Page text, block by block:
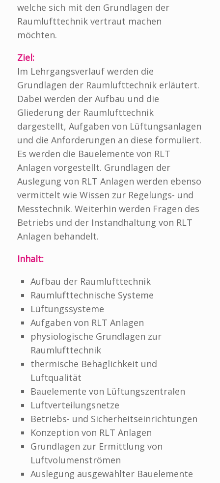
welche sich mit den Grundlagen der
Raumlufttechnik vertraut machen
möchten.
Ziel:
Im Lehrgangsverlauf werden die
Grundlagen der Raumlufttechnik erläutert.
Dabei werden der Aufbau und die
Gliederung der Raumlufttechnik
dargestellt, Aufgaben von Lüftungsanlagen
und die Anforderungen an diese formuliert.
Es werden die Bauelemente von RLT
Anlagen vorgestellt. Grundlagen der
Auslegung von RLT Anlagen werden ebenso
vermittelt wie Wissen zur Regelungs- und
Messtechnik. Weiterhin werden Fragen des
Betriebs und der Instandhaltung von RLT
Anlagen behandelt.
Inhalt:
Aufbau der Raumlufttechnik
Raumlufttechnische Systeme
Lüftungssysteme
Aufgaben von RLT Anlagen
physiologische Grundlagen zur
Raumlufttechnik
thermische Behaglichkeit und
Luftqualität
Bauelemente von Lüftungszentralen
Luftverteilungsnetze
Betriebs- und Sicherheitseinrichtungen
Konzeption von RLT Anlagen
Grundlagen zur Ermittlung von
Luftvolumenströmen
Auslegung ausgewählter Bauelemente